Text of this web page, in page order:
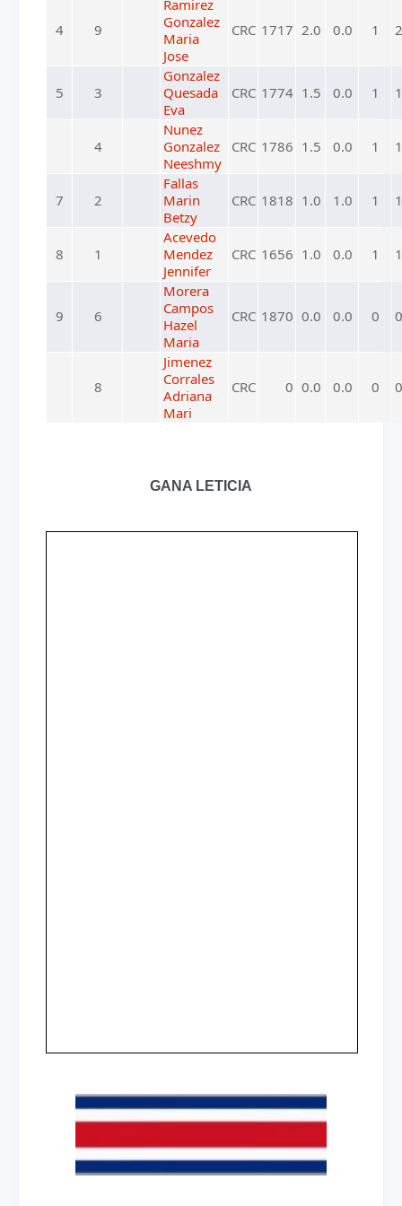
4 9
Ramirez
Gonzalez
Maria
Jose
CRC 1717 2.0 0.0 1
5 3
Gonzalez
Quesada
Eva
CRC 1774 1.5 0.0 1
4
Nunez
Gonzalez
Neeshmy
CRC 1786 1.5 0.0 1
7 2
Fallas
Marin
Betzy
CRC 1818 1.0 1.0 1
8 1
Acevedo
Mendez
Jennifer
CRC 1656 1.0 0.0 1
9 6
Morera
Campos
Hazel
Maria
CRC 1870 0.0 0.0 0
8
Jimenez
Corrales
Adriana
Mari
CRC 0 0.0 0.0 0
GANA LETICIA